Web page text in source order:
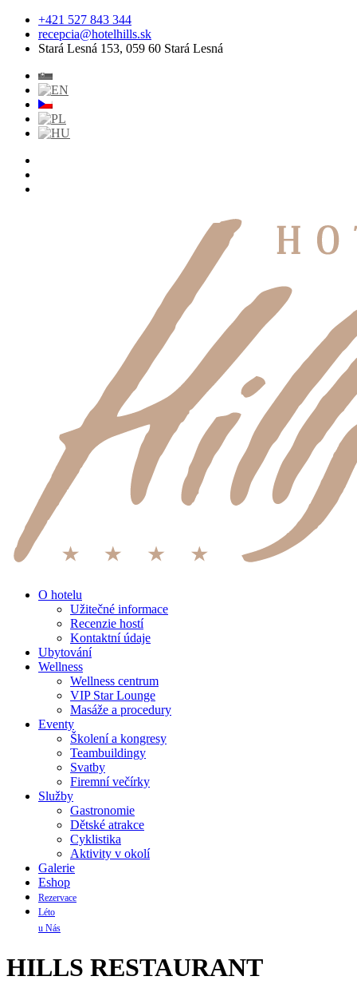
+421 527 843 344
recepcia@hotelhills.sk
Stará Lesná 153, 059 60 Stará Lesná
O hotelu
Užitečné informace
Recenzie hostí
Kontaktní údaje
Ubytování
Wellness
Wellness centrum
VIP Star Lounge
Masáže a procedury
Eventy
Školení a kongresy
Teambuildingy
Svatby
Firemní večírky
Služby
Gastronomie
Dětské atrakce
Cyklistika
Aktivity v okolí
Galerie
Eshop
Rezervace
Léto
u Nás
HILLS RESTAURANT